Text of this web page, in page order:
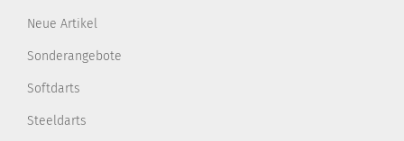
Neue Artikel
Sonderangebote
Softdarts
Steeldarts